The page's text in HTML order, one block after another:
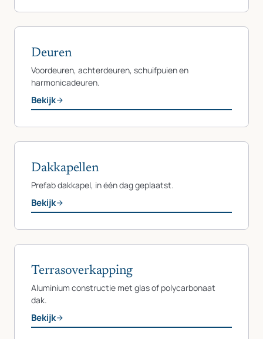
Deuren
Voordeuren, achterdeuren, schuifpuien en
harmonicadeuren.
Bekijk
Dakkapellen
Prefab dakkapel, in één dag geplaatst.
Bekijk
Terrasoverkapping
Aluminium constructie met glas of polycarbonaat
dak.
Bekijk